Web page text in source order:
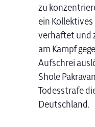
zu
ein
verhaftet und
am Kampf
Aufschrei
Shole
Todesstrafe
Deutschland.